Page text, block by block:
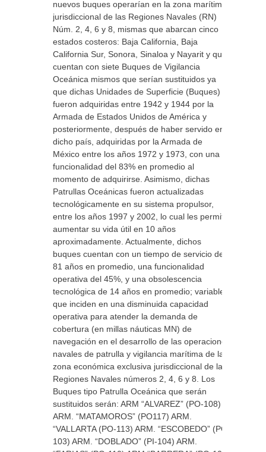
nuevos buques operarían en la zona marítima
jurisdiccional de las Regiones Navales (RN)
Núm. 2, 4, 6 y 8, mismas que abarcan cinco
estados costeros: Baja California, Baja
California Sur, Sonora, Sinaloa y Nayarit y que
cuentan con siete Buques de Vigilancia
Oceánica mismos que serían sustituidos ya
que dichas Unidades de Superficie (Buques)
fueron adquiridas entre 1942 y 1944 por la
Armada de Estados Unidos de América y
posteriormente, después de haber servido en
dicho país, adquiridas por la Armada de
México entre los años 1972 y 1973, con una
funcionalidad del 83% en promedio al
momento de adquirirse. Asimismo, dichas
Patrullas Oceánicas fueron actualizadas
tecnológicamente en su sistema propulsor,
entre los años 1997 y 2002, lo cual les permitió
aumentar su vida útil en 10 años
aproximadamente. Actualmente, dichos
buques cuentan con un tiempo de servicio de
81 años en promedio, una funcionalidad
operativa del 45%, y una obsolescencia
tecnológica de 14 años en promedio; variables
que inciden en una disminuida capacidad
operativa para atender la demanda de
cobertura (en millas náuticas MN) de
navegación en el desarrollo de las operaciones
navales de patrulla y vigilancia marítima de la
zona económica exclusiva jurisdiccional de las
Regiones Navales números 2, 4, 6 y 8. Los
Buques tipo Patrulla Oceánica que serán
sustituidos serán: ARM “ALVAREZ” (PO-108)
ARM. “MATAMOROS” (PO117) ARM.
“VALLARTA (PO-113) ARM. “ESCOBEDO” (PO-
103) ARM. “DOBLADO” (PI-104) ARM.